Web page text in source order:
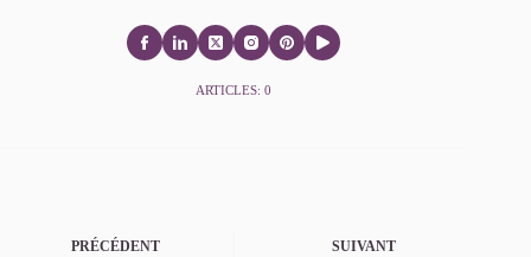
ARTICLES: 0
PRÉCÉDENT SUIVANT